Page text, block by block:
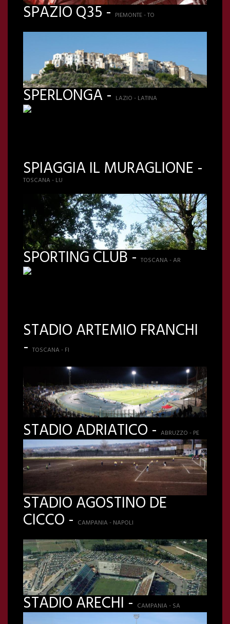
SPAZIO Q35 -PIEMONTE - TO
SPERLONGA -LAZIO - LATINA
SPIAGGIA IL MURAGLIONE -
TOSCANA - LU
SPORTING CLUB -TOSCANA - AR
STADIO ARTEMIO FRANCHI
- TOSCANA - FI
STADIO ADRIATICO - ABRUZZO - PE
STADIO AGOSTINO DE
CICCO - CAMPANIA - NAPOLI
STADIO ARECHI -CAMPANIA - SA